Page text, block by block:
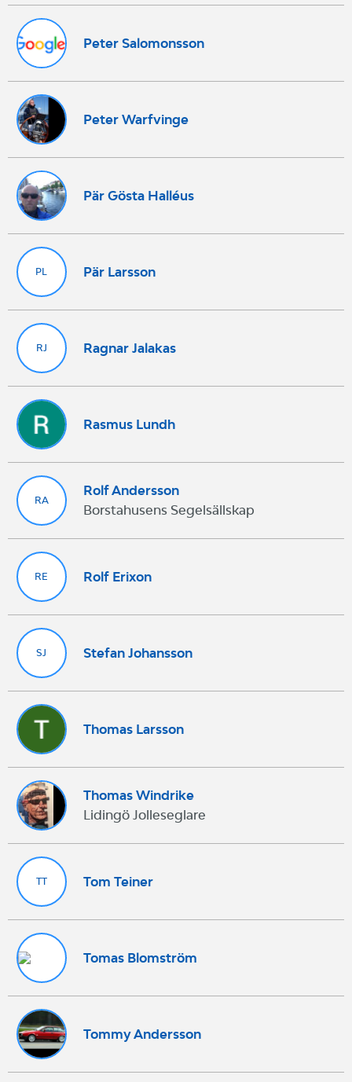
Peter Salomonsson
Peter Warfvinge
Pär Gösta Halléus
PL Pär Larsson
RJ Ragnar Jalakas
Rasmus Lundh
RA
Rolf Andersson
Borstahusens Segelsällskap
RE Rolf Erixon
SJ Stefan Johansson
Thomas Larsson
Thomas Windrike
Lidingö Jolleseglare
TT Tom Teiner
Tomas Blomström
Tommy Andersson